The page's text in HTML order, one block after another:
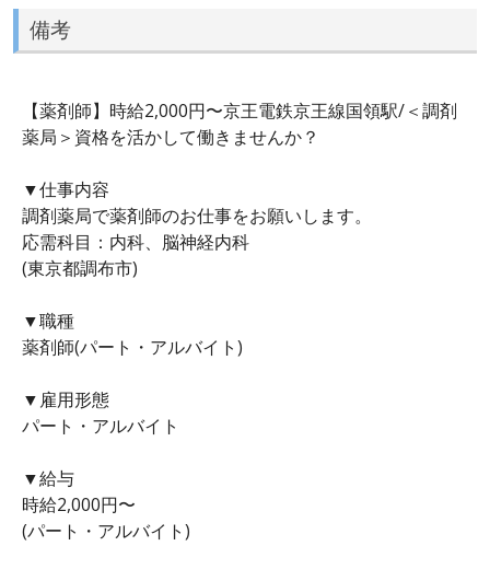
備考
【薬剤師】時給2,000円〜京王電鉄京王線国領駅/＜調剤
薬局＞資格を活かして働きませんか？
▼仕事内容
調剤薬局で薬剤師のお仕事をお願いします。
応需科目：内科、脳神経内科
(東京都調布市)
▼職種
薬剤師(パート・アルバイト)
▼雇用形態
パート・アルバイト
▼給与
時給2,000円〜
(パート・アルバイト)